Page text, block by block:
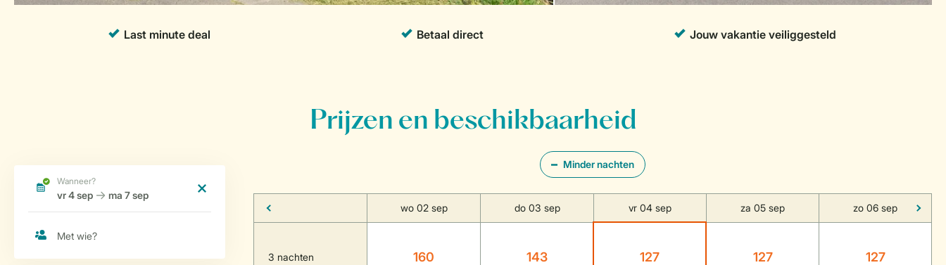
Prijzen en beschikbaarheid
Minder nachten
wo 02 sep do 03 sep vr 04 sep za 05 sep zo 06 sep
3 nachten 160 143 127 127 127